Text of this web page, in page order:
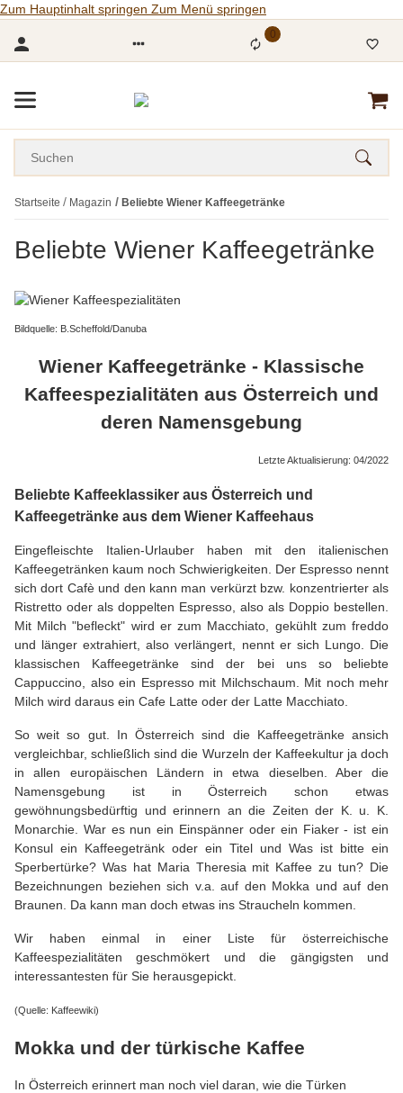
Zum Hauptinhalt springen Zum Menü springen
0
Startseite Magazin Beliebte Wiener Kaffeegetränke
Beliebte Wiener Kaffeegetränke
Bildquelle: B.Scheffold/Danuba
Wiener Kaffeegetränke - Klassische
Kaffeespezialitäten aus Österreich und
deren Namensgebung
Letzte Aktualisierung: 04/2022
Beliebte Kaffeeklassiker aus Österreich und
Kaffeegetränke aus dem Wiener Kaffeehaus
Eingefleischte Italien-Urlauber haben mit den italienischen
Kaffeegetränken kaum noch Schwierigkeiten. Der Espresso nennt
sich dort Cafè und den kann man verkürzt bzw. konzentrierter als
Ristretto oder als doppelten Espresso, also als Doppio bestellen.
Mit Milch "befleckt" wird er zum Macchiato, gekühlt zum freddo
und länger extrahiert, also verlängert, nennt er sich Lungo. Die
klassischen Kaffeegetränke sind der bei uns so beliebte
Cappuccino, also ein Espresso mit Milchschaum. Mit noch mehr
Milch wird daraus ein Cafe Latte oder der Latte Macchiato.
So weit so gut. In Österreich sind die Kaffeegetränke ansich
vergleichbar, schließlich sind die Wurzeln der Kaffeekultur ja doch
in allen europäischen Ländern in etwa dieselben. Aber die
Namensgebung ist in Österreich schon etwas
gewöhnungsbedürftig und erinnern an die Zeiten der K. u. K.
Monarchie. War es nun ein Einspänner oder ein Fiaker - ist ein
Konsul ein Kaffeegetränk oder ein Titel und Was ist bitte ein
Sperbertürke? Was hat Maria Theresia mit Kaffee zu tun? Die
Bezeichnungen beziehen sich v.a. auf den Mokka und auf den
Braunen. Da kann man doch etwas ins Straucheln kommen.
Wir haben einmal in einer Liste für österreichische
Kaffeespezialitäten geschmökert und die gängigsten und
interessantesten für Sie herausgepickt.
(Quelle: Kaffeewiki)
Mokka und der türkische Kaffee
In Österreich erinnert man noch viel daran, wie die Türken